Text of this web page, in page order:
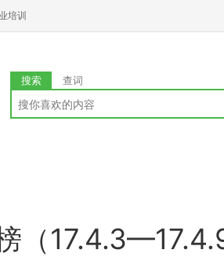
培训
搜索 查词
（17.4.3—17.4.9